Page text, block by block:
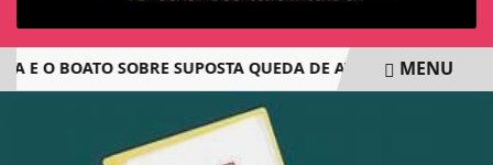
O BOATO SOBRE SUPOSTA QUEDA DE AVIÃO COM JOVENS
MENU